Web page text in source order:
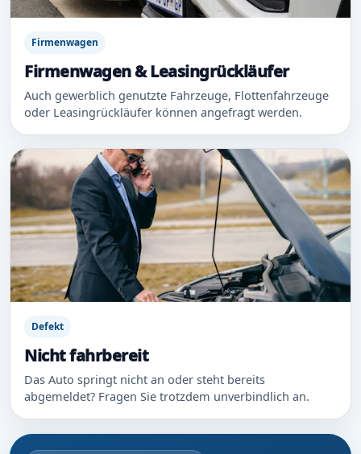
Firmenwagen
Firmenwagen & Leasingrückläufer
Auch gewerblich genutzte Fahrzeuge, Flottenfahrzeuge
oder Leasingrückläufer können angefragt werden.
Defekt
Nicht fahrbereit
Das Auto springt nicht an oder steht bereits
abgemeldet? Fragen Sie trotzdem unverbindlich an.